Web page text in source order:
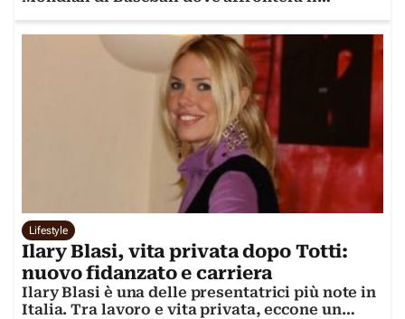
partita in TV.
Lifestyle
Ilary Blasi, vita privata dopo Totti:
nuovo fidanzato e carriera
Ilary Blasi è una delle presentatrici più note in
Italia. Tra lavoro e vita privata, eccone un